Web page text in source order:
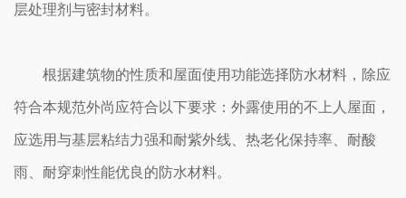
层处理剂与密封材料。
根据建筑物的性质和屋面使用功能选择防水材料，除应
符合本规范外尚应符合以下要求：外露使用的不上人屋面，
应选用与基层粘结力强和耐紫外线、热老化保持率、耐酸
雨、耐穿刺性能优良的防水材料。